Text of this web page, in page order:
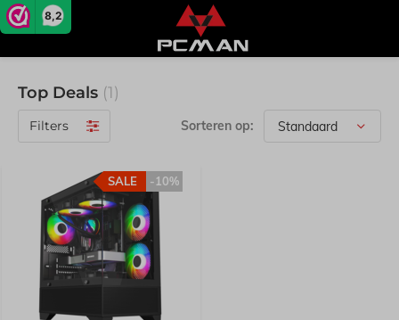
8,2
Top Deals (1)
Filters Sorteren op:
-10%
SALE